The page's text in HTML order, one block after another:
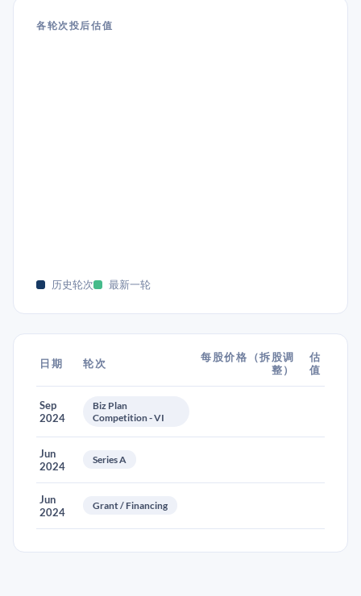
各轮次投后估值
历史轮次 最新一轮
日期 轮次
每股价格（拆股调
整）
估
值
Sep
2024
Biz Plan
Competition - VI
Jun
2024
Series A
Jun
2024
Grant / Financing